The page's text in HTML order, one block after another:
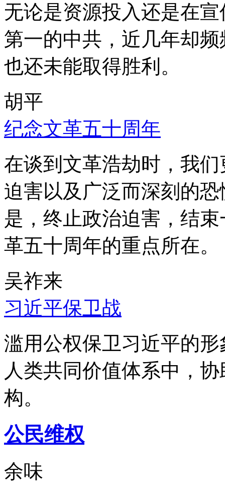
无论是资源投入还是在
第一的中共，近几年却
也还未能取得胜利。
胡平
纪念文革五十周年
在谈到文革浩劫时，我
迫害以及广泛而深刻的
是，终止政治迫害，结
革五十周年的重点所在。
吴祚来
习近平保卫战
滥用公权保卫习近平的
人类共同价值体系中，
构。
公民维权
余味